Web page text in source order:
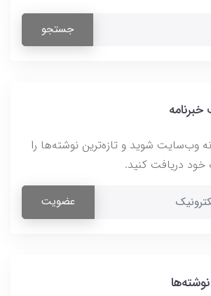
جستجو
وب‌سایت شوید و تازه‌ترین نوشته‌ها را
خود دریافت کنید.
عضویت